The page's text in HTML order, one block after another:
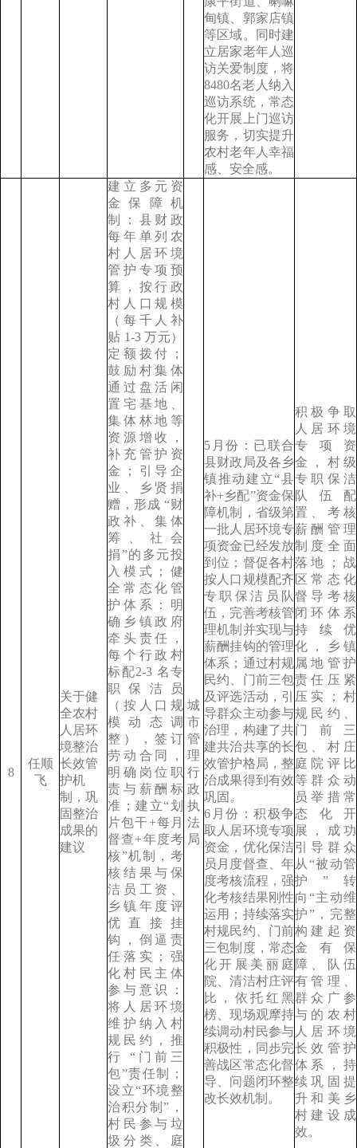
甸镇、郭家店镇
等区域。同时建
立居家老年人巡
访关爱制度，将
8480名老人纳入
巡访系统，常态
化开展上门巡访
服务，切实提升
农村老年人幸福
感、安全感。
8
任顺
飞
关于健
全农村
人居环
境整治
长效管
护机
制，巩
固整治
成果的
建议
建立多元资
金保障机
制：县财政
每年单列农
村人居环境
管护专项预
算，按行政
村人口规模
（每千人补
贴 1-3 万元）
定额拨付；
鼓励村集体
通过盘活闲
置宅基地、
集体林地等
资源增收，
补充管护资
金；引导企
业、乡贤捐
赠，形成 “财
政补、集体
筹、社会
捐”的多元投
入模式；健
全常态化管
护体系：明
确乡镇政府
牵头责任，
每个行政村
标配2-3 名专
职保洁员
（按人口规
模动态调
整），签订
劳动合同，
明确岗位职
责与薪酬标
准；建立“划
片包干+每月
督查+年度考
核”机制，考
核结果与保
洁员工资、
乡镇年度评
优直接挂
钩，倒逼责
任落实；强
化村民主体
参与意识：
将人居环境
维护纳入村
规民约，推
行 “门前三
包”责任制；
设立“环境整
治积分制”，
村民参与垃
圾分类、庭
城
市
管
理
行
政
执
法
局
5月份：已联合
县财政局及各乡
镇推动建立“县
补+乡配”资金保
障机制，省级第
一批人居环境专
项资金已经发放
到位；督促各村
按人口规模配齐
专职保洁员队
伍，完善考核管
理机制并实现与
薪酬挂钩的管理
体系；通过村规
民约、门前三包
及评选活动，引
导群众主动参与
治理，构建了共
建共治共享的长
效管护格局，整
治成果得到有效
巩固。
6月份：积极争
取人居环境专项
资金，优化保洁
员月度督查、年
度考核流程，强
化考核结果刚性
运用；持续落实
村规民约、门前
三包制度，常态
化开展美丽庭
院、清洁村庄评
比，依托红黑
榜、现场观摩持
续调动村民参与
积极性，同步完
善战区常态化督
导、问题闭环整
改长效机制。
积极争取
人居环境
专项资
金，村级
专职保洁
队伍配
置、考核
薪酬管理
制度全面
落地；战
区常态化
督导考核
闭环体系
持续优
化，乡镇
属地管护
责任压紧
压实；村
规民约、
门前三
包、村庄
庭院评比
等群众动
员举措常
态化开
展，成功
引导群众
从“被动管
护”转
向“主动维
护”，完整
构建起资
金有保
障、队伍
有管理、
群众广参
与的农村
人居环境
长效管护
体系，持
续巩固提
升和美乡
村建设成
效。